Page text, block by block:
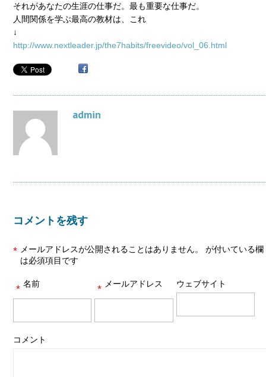
それがあなたの生涯の仕事だ。最も重要な仕事だ。
人間関係を学ぶ最高の教材は、これ
↓
http://www.nextleader.jp/the7habits/freevideo/vol_06.html
admin
コメントを残す
メールアドレスが公開されることはありません。
*
が付いている欄
は必須項目です
名前
* メールアドレス
* ウェブサイト
コメント